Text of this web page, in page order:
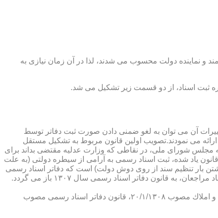
و نماینده دولت محسوب می شدند، لذا در آن زمان نیازی به
ساخت كه از عمده ترین تغییرات آن می توان به لغو ضمنی دادن صورت ثبت دفاتر توسط
می نمودند.تصویب اولین قانون مربوط به تشكیل مستقل
باز می گردد. مطابق ماده ۱ قانون تشكیل دفاتر اسناد رسمی مصوب ۱۳/۱۱/۱۳۰۷ كمیسیون عدلیه مجلس شورای ملی، در نقاطی كه وزارت عدلیه مقتضی بداند برای
یاد شده، ثبت اسناد رسمی به آرامی از سیطره دولتی (به علت
بار تنظیم سند از روی دوش دولت) است كه دفاتر اسناد رسمی
شكل می گیرد، علی رغم اینكه صلاحیت دفاتر در آن زمان محلی بوده است. به عبارت دیگر اولین اقدام مربوط به خصوصی سازی تنظیم اسناد مراجعان، به قانون دفاتر اسناد رسمی سال ۱۳۰۷ باز می گردد.
در آن زمان، هر دفتر اسناد رسمی مركب از یك نفر صاحب دفتر و لااقل یك نفر نماینده اداره ثبت اسناد بوده است. با تصویب قانون ثبت اسناد و املاك مصوب ۲۰/۱/۱۳۰۸، قانون دفاتر اسناد رسمی مصوب